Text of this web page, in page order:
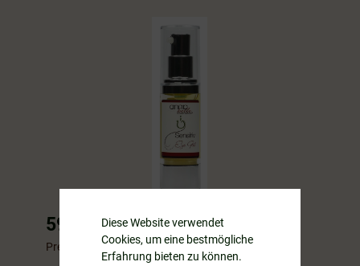
59,99 €*
Preise inkl. MwSt. zzgl. Versandkosten
Diese Website verwendet
Cookies, um eine bestmögliche
Erfahrung bieten zu können.